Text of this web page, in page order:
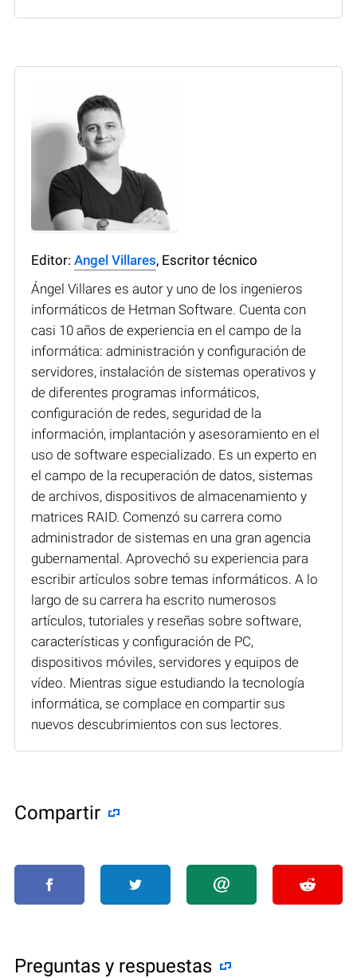
Editor: Angel Villares, Escritor técnico
Ángel Villares es autor y uno de los ingenieros
informáticos de Hetman Software. Cuenta con
casi 10 años de experiencia en el campo de la
informática: administración y configuración de
servidores, instalación de sistemas operativos y
de diferentes programas informáticos,
configuración de redes, seguridad de la
información, implantación y asesoramiento en el
uso de software especializado. Es un experto en
el campo de la recuperación de datos, sistemas
de archivos, dispositivos de almacenamiento y
matrices RAID. Comenzó su carrera como
administrador de sistemas en una gran agencia
gubernamental. Aprovechó su experiencia para
escribir artículos sobre temas informáticos. A lo
largo de su carrera ha escrito numerosos
artículos, tutoriales y reseñas sobre software,
características y configuración de PC,
dispositivos móviles, servidores y equipos de
vídeo. Mientras sigue estudiando la tecnología
informática, se complace en compartir sus
nuevos descubrimientos con sus lectores.
Compartir
Preguntas y respuestas